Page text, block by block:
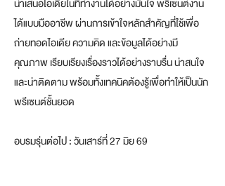
ได้แบบมืออาชีพ ผ่านการเข้าใจหลักสำคัญที่ใช้เพื่อ
ถ่ายทอดไอเดีย ความคิด และข้อมูลได้อย่างมี
คุณภาพ เรียบเรียงเรื่องราวได้อย่างราบรื่น น่าสนใจ
และน่าติดตาม พร้อมทั้งเทคนิคต้องรู้เพื่อทำให้เป็นนัก
พรีเซนต์ชั้นยอด
อบรมรุ่นต่อไป : วันเสาร์ที่ 27 มิย 69